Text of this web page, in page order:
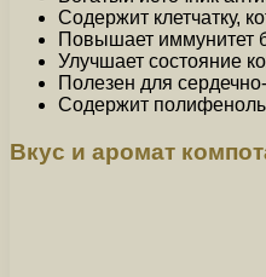
Содержит клетчатку,
Повышает иммунитет
Улучшает состояние
Полезен для
Содержит
Вкус и аромат